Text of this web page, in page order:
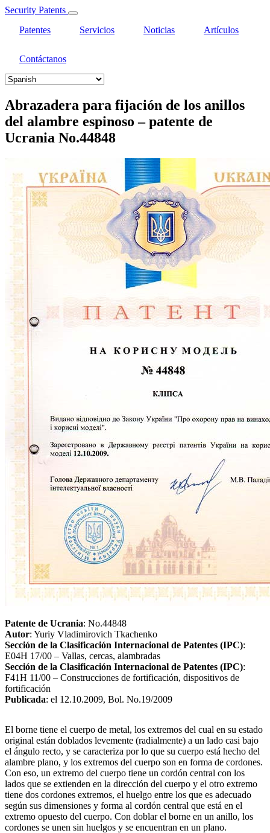
Security Patents
Patentes
Servicios Noticias Artículos
Contáctanos
Select
language
Abrazadera para fijación de los anillos
del alambre espinoso – patente de
Ucrania No.44848
Patente de Ucrania: No.44848
Autor: Yuriy Vladimirovich Tkachenko
Sección de la Clasificación Internacional de Patentes (IPC):
E04H 17/00 – Vallas, cercas, alambradas
Sección de la Clasificación Internacional de Patentes (IPC):
F41H 11/00 – Construcciones de fortificación, dispositivos de
fortificación
Publicada: el 12.10.2009, Bol. No.19/2009
El borne tiene el cuerpo de metal, los extremos del cual en su estado
original están doblados levemente (radialmente) a un lado casi bajo
el ángulo recto, y se caracteriza por lo que su cuerpo está hecho del
alambre plano, y los extremos del cuerpo son en forma de cordones.
Con eso, un extremo del cuerpo tiene un cordón central con los
lados que se extienden en la dirección del cuerpo y el otro extremo
tiene dos cordones extremos, el huelgo entre los que es adecuado
según sus dimensiones y forma al cordón central que está en el
extremo opuesto del cuerpo. Con doblar el borne en un anillo, los
cordones se unen sin huelgos y se encuentran en un plano.